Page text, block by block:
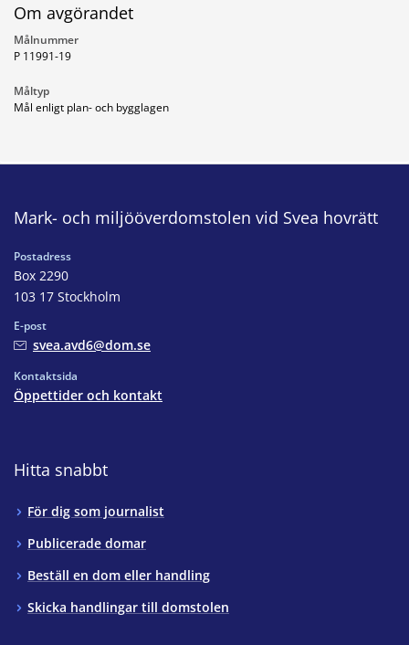
Om avgörandet
Målnummer
P 11991-19
Måltyp
Mål enligt plan- och bygglagen
Mark- och miljööverdomstolen vid Svea hovrätt
Postadress
Box 2290
103 17 Stockholm
E-post
svea.avd6@dom.se
Kontaktsida
Öppettider och kontakt
Hitta snabbt
För dig som journalist
Publicerade domar
Beställ en dom eller handling
Skicka handlingar till domstolen